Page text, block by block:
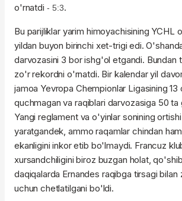
o'rnatdi - 5:3.
Bu parijliklar yarim himoyachisining YCHL
yildan buyon birinchi xet-trigi edi.
darvozasini 3 bor ishg'ol etgandi. Bundan
zo'r rekordni o'rnatdi. Bir kalendar yil
jamoa Yevropa Chempionlar Ligasining
quchmagan va raqiblari darvozasiga 50 ta
Yangi reglament va o'yinlar sonining
yaratgandek, ammo raqamlar chindan
ekanligini inkor etib bo'lmaydi. Francuz
xursandchiligini biroz buzgan holat,
daqiqalarda Ernandes raqibga tirsagi bilan
uchun chetlatilgani bo'ldi.